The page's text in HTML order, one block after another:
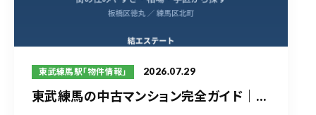
東武練馬駅「物件情報」 2026.07.29
東武練馬の中古マンション完全ガイド｜...